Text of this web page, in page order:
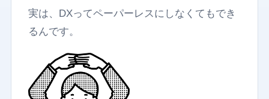
実は、DXってペーパーレスにしなくてもでき
るんです。